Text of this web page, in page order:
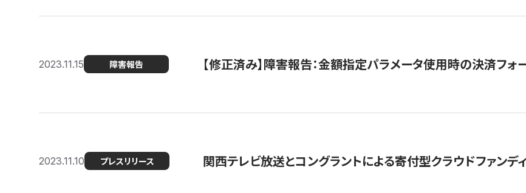
2023.11.15 障害報告 【修正済み】障害報告：金額指定パラメータ使用時の決済フ
2023.11.10 プレスリリース 関西テレビ放送とコングラントによる寄付型クラウドファンデ